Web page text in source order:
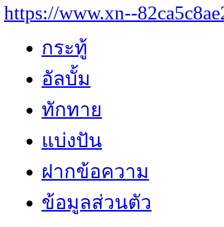
https://www.xn--
กระทู้
อัลบั้ม
ทักทาย
แบ่งปัน
ฝากข้อความ
ข้อมูลส่วนตัว